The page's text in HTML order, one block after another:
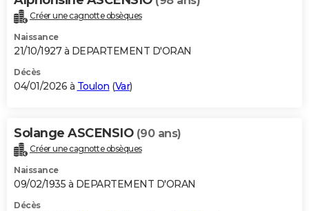
Bricolage
Lifestyle
Culture
Sport
Auto
Television
Voyage
CinemaCréer une cagnotte obsèques
Naissance
21/10/1927 à DEPARTEMENT D'ORAN
Décès
04/01/2026 à Toulon (Var)
Solange ASCENSIO (90 ans)
Créer une cagnotte obsèques
Naissance
09/02/1935 à DEPARTEMENT D'ORAN
Décès